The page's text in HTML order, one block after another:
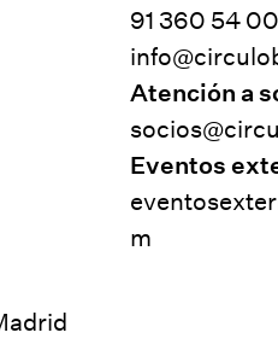
91 360 54 00
Atención a
Eventos
m